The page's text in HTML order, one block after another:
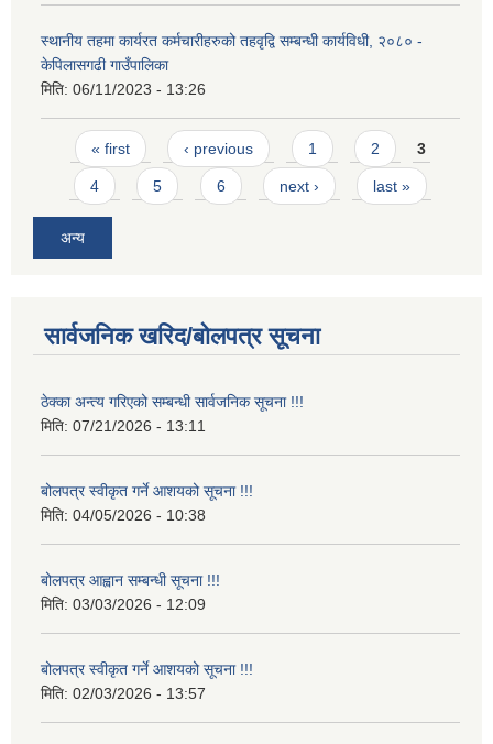
स्थानीय तहमा कार्यरत कर्मचारीहरुको तहवृद्वि सम्बन्धी कार्यविधी, २०८० -
केपिलासगढी गाउँपालिका
मिति: 06/11/2023 - 13:26
Pages
« first ‹ previous 1 2 3
4 5 6 next › last »
अन्य
सार्वजनिक खरिद/बोलपत्र सूचना
ठेक्का अन्त्य गरिएको सम्बन्धी सार्वजनिक सूचना !!!
मिति: 07/21/2026 - 13:11
बोलपत्र स्वीकृत गर्ने आशयको सूचना !!!
मिति: 04/05/2026 - 10:38
बोलपत्र आह्वान सम्बन्धी सूचना !!!
मिति: 03/03/2026 - 12:09
बोलपत्र स्वीकृत गर्ने आशयको सूचना !!!
मिति: 02/03/2026 - 13:57